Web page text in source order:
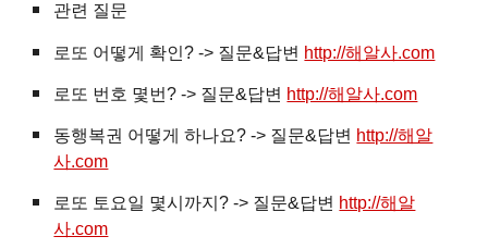
관련 질문
로또 어떻게 확인? -> 질문&답변 http://해알사.com
로또 번호 몇번? -> 질문&답변 http://해알사.com
동행복권 어떻게 하나요? -> 질문&답변 http://해알
사.com
로또 토요일 몇시까지? -> 질문&답변 http://해알
사.com